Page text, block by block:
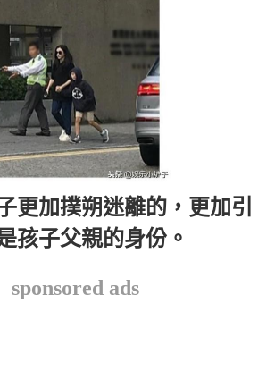
更加撲朔迷離的，更加引
孩子父親的身份。
sponsored ads